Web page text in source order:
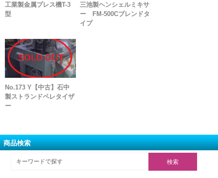
工業製金属プレス機T-3
型
三池製ヘンシェルミキサ
ー FM-500Cブレンドタ
イプ
No.173 Y【中古】石中
製ストランドペレタイザ
ー
商品検索